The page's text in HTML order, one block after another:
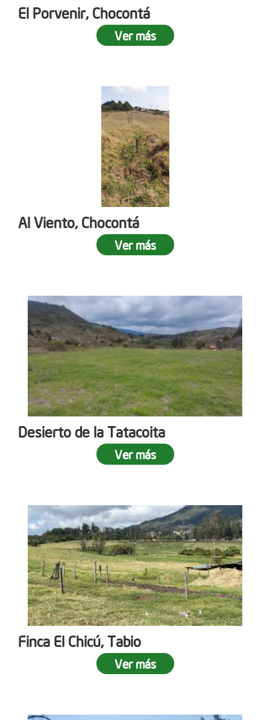
El Porvenir, Chocontá
Ver más
Al Viento, Chocontá
Ver más
Desierto de la Tatacoita
Ver más
Finca El Chicú, Tabio
Ver más